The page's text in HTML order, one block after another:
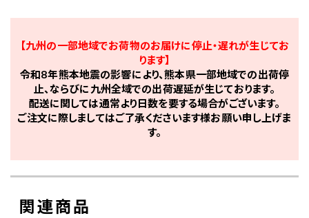
【九州の一部地域でお荷物のお届けに停止・遅れが生じてお
ります】
令和8年熊本地震の影響により、熊本県一部地域での出荷停
止、ならびに九州全域での出荷遅延が生じております。
配送に関しては通常より日数を要する場合がございます。
ご注文に際しましてはご了承くださいます様お願い申し上げま
す。
関連商品